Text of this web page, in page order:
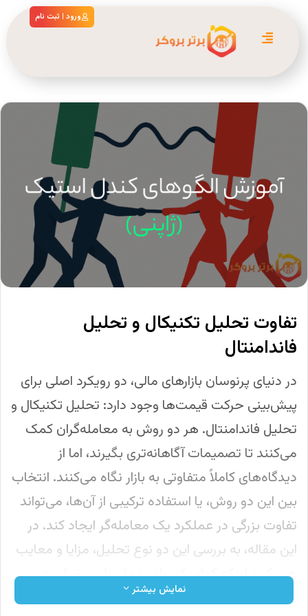
ورود | ثبت نام
تفاوت تحلیل تکنیکال و تحلیل
فاندامنتال
در دنیای پرنوسان بازارهای مالی، دو رویکرد اصلی برای
پیش‌بینی حرکت قیمت‌ها وجود دارد: تحلیل تکنیکال و
تحلیل فاندامنتال. هر دو روش به معامله‌گران کمک
می‌کنند تا تصمیمات آگاهانه‌تری بگیرند، اما از
دیدگاه‌های کاملاً متفاوتی به بازار نگاه می‌کنند. انتخاب
بین این دو روش، یا استفاده ترکیبی از آن‌ها، می‌تواند
تفاوت بزرگی در عملکرد یک معامله‌گر ایجاد کند. در
این مقاله، به بررسی این دو نوع تحلیل، مزایا و معایب
هر یک و اینکه کدام‌یک برای شما مناسب‌تر است،
خواهیم پرداخت.
نمایش بیشتر